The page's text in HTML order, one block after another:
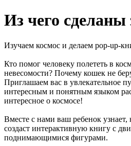
Из чего сделаны
Изучаем космос и делаем pop-up-
Кто помог человеку полететь в
невесомости? Почему кошек не
Приглашаем вас в увлекательное
интересным и понятным языком
интересное о космосе!
Вместе с нами ваш ребенок узнает,
создаст интерактивную книгу с
поднимающимися фигурами.